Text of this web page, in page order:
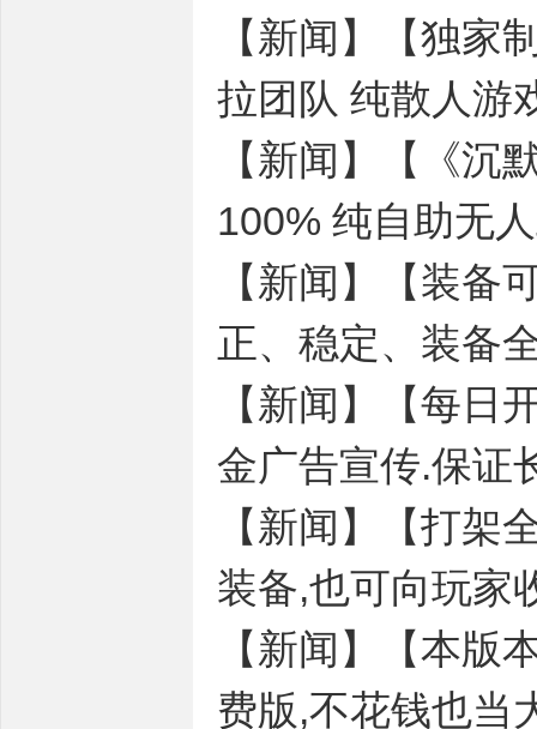
【新闻】【独家
拉团队 纯散人游
【新闻】【《沉
100% 纯自助无
【新闻】【装备
正、稳定、装备
【新闻】【每日
金广告宣传.保证
【新闻】【打架
装备,也可向玩家
【新闻】【本版
费版,不花钱也当